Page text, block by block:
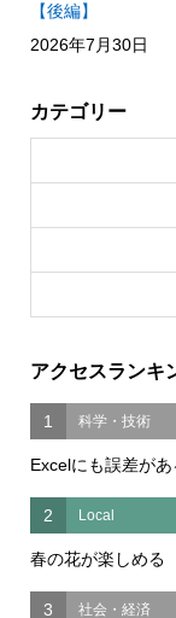
【後編】
2026年7月30日
カテゴリー
アクセスランキ
1 科学・技術
Excelにも誤差が
2 Local
春の花が楽しめ
3 社会・経済